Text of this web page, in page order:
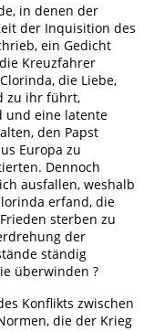
in denen der
der Inquisition des
ein Gedicht
Kreuzfahrer
die Liebe,
zu ihr führt,
und eine latente
den Papst
Europa zu
Dennoch
ausfallen, weshalb
erfand, die
sterben zu
der
ständig
überwinden ?
Konflikts zwischen
die der Krieg